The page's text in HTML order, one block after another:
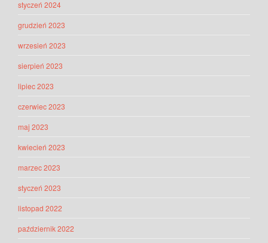
styczeń 2024
grudzień 2023
wrzesień 2023
sierpień 2023
lipiec 2023
czerwiec 2023
maj 2023
kwiecień 2023
marzec 2023
styczeń 2023
listopad 2022
październik 2022